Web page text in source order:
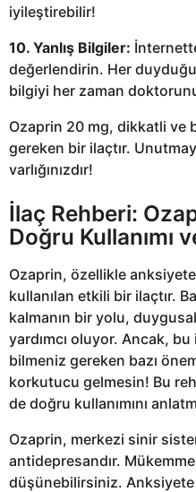
iyileştirebilir!
10. Yanlış Bilgiler:
değerlendirin. Her
bilgiyi her zaman
Ozaprin 20 mg, dikkatli ve
gereken bir ilaçtır.
varlığınızdır!
İlaç Rehberi:
Doğru Kullanımı
Ozaprin, özellikle
kullanılan etkili bir ilaçtır.
kalmanın bir yolu,
yardımcı oluyor. Ancak,
bilmeniz gereken bazı
korkutucu gelmesin! Bu
de doğru kullanımını
Ozaprin, merkezi sinir
antidepresandır.
düşünebilirsiniz.